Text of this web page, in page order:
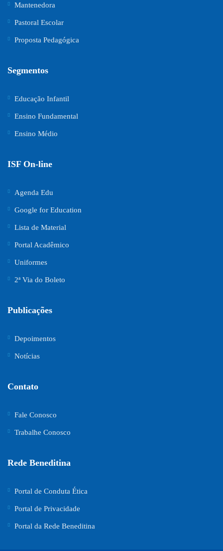
Mantenedora
Pastoral Escolar
Proposta Pedagógica
Segmentos
Educação Infantil
Ensino Fundamental
Ensino Médio
ISF On-line
Agenda Edu
Google for Education
Lista de Material
Portal Acadêmico
Uniformes
2ª Via do Boleto
Publicações
Depoimentos
Notícias
Contato
Fale Conosco
Trabalhe Conosco
Rede Beneditina
Portal de Conduta Ética
Portal de Privacidade
Portal da Rede Beneditina